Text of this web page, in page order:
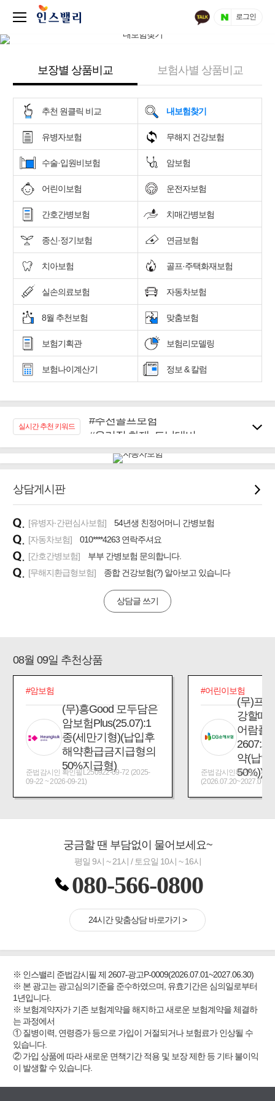
로그인
보장별 상품비교 보험사별 상품비교
추천 원클릭 비교 내보험찾기
유병자보험 무해지 건강보험
수술·입원비보험 암보험
어린이보험 운전자보험
간호간병보험 치매간병보험
종신·정기보험 연금보험
치아보험 골프·주택화재보험
실손의료보험 자동차보험
8월 추천보험 맞춤보험
보험기획관 보험리모델링
보험나이계산기 정보 & 칼럼
실시간 추천 키워드
#우리집 화재, 도난대비
#노후대비 연금재테크!
#임플란트, 치아치료보장
#무해지 건강보험
#바뀌기전에 4세대 가입
상담게시판
[유병자·간편심사보험]
54년생 친정어머니 간병보험
[자동차보험]
010****4263 연락주셔요
[간호간병보험]
부부 간병보험 문의합니다.
[무해지환급형보험]
종합 건강보험(?) 알아보고 있습니다
상담글 쓰기
08월 09일 추천상품
#암보험
(무)흥Good 모두담은
암보험Plus(25.07):1
종(세만기형)(납입후
해약환급금지급형의
50%지급형)
준법감시인 확인필L250922-09-72 (2025-
09-22 ~ 2026-09-21)
#어린이보험
(무)프
강할때
어람플
2607:
약(납입
50%))
준법감시인확인필_제
궁금할 땐 부담없이 물어보세요~
평일 9시 ~ 21시 / 토요일 10시 ~ 16시
080-566-0800
24시간 맞춤상담 바로가기 >
※ 인스밸리 준법감시필 제 2607-광고P-0009(2026.07.01~2027.06.30)
※ 본 광고는 광고심의기준을 준수하였으며, 유효기간은 심의일로부터
1년입니다.
※ 보험계약자가 기존 보험계약을 해지하고 새로운 보험계약을 체결하
는 과정에서
① 질병이력, 연령증가 등으로 가입이 거절되거나 보험료가 인상될 수
있습니다.
② 가입 상품에 따라 새로운 면책기간 적용 및 보장 제한 등 기타 불이익
이 발생할 수 있습니다.